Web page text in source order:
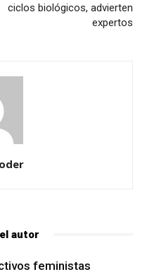
ciclos biológicos, advierten
expertos
autor
feministas